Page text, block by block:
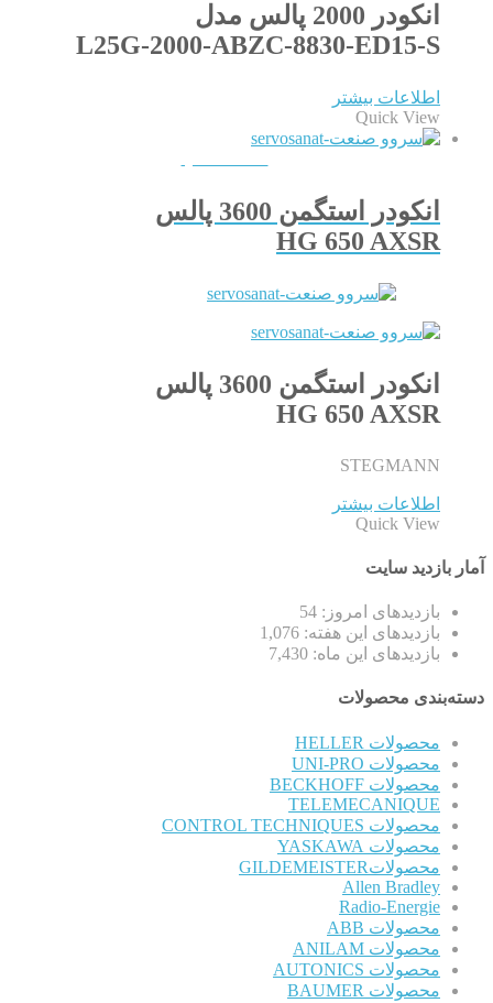
انکودر 2000 پالس مدل
L25G-2000-ABZC-8830-ED15-S
اطلاعات بیشتر
Quick View
انکودر استگمن 3600 پالس
HG 650 AXSR
انکودر استگمن 3600 پالس
HG 650 AXSR
STEGMANN
اطلاعات بیشتر
Quick View
آمار بازدید سایت
بازدیدهای امروز: 54
بازدیدهای این هفته: 1,076
بازدیدهای این ماه: 7,430
دسته‌بندی محصولات
محصولات HELLER
محصولات UNI-PRO
محصولات BECKHOFF
TELEMECANIQUE
محصولات CONTROL TECHNIQUES
محصولات YASKAWA
محصولاتGILDEMEISTER
Allen Bradley
Radio-Energie
محصولات ABB
محصولات ANILAM
محصولات AUTONICS
محصولات BAUMER